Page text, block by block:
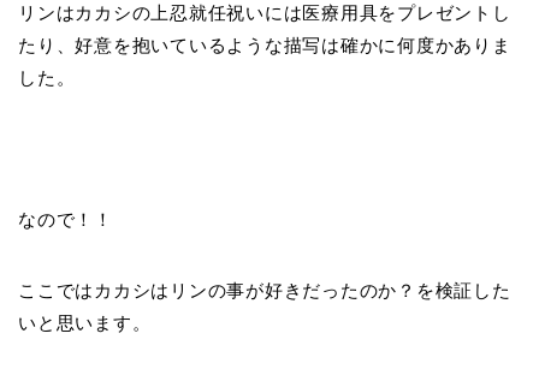
リンはカカシの上忍就任祝いには医療用具をプレゼントし
たり、好意を抱いているような描写は確かに何度かありま
した。
なので！！
ここではカカシはリンの事が好きだったのか？を検証した
いと思います。